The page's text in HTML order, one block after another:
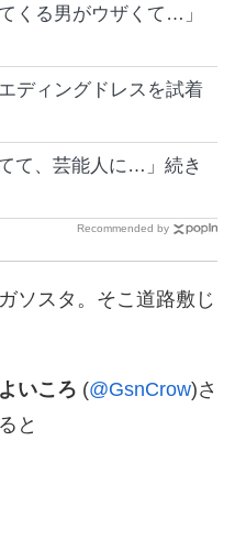
くる男がウザくて…」
ディングドレスを試着
て、芸能人に…」続き
Recommended by
ソスタ。そこ道路敷じ
よいころ (@GsnCrow)さ
と